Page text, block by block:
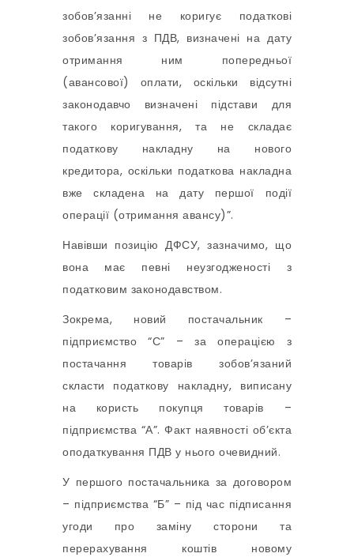
зобов’язанні не коригує податкові
зобов’язання з ПДВ, визначені на дату
отримання ним попередньої
(авансової) оплати, оскільки відсутні
законодавчо визначені підстави для
такого коригування, та не складає
податкову накладну на нового
кредитора, оскільки податкова накладна
вже складена на дату першої події
операції (отримання авансу)”.
Навівши позицію ДФСУ, зазначимо, що
вона має певні неузгодженості з
податковим законодавством.
Зокрема, новий постачальник –
підприємство “С” – за операцією з
постачання товарів зобов’язаний
скласти податкову накладну, виписану
на користь покупця товарів –
підприємства “А”. Факт наявності об’єкта
оподаткування ПДВ у нього очевидний.
У першого постачальника за договором
– підприємства “Б” – під час підписання
угоди про заміну сторони та
перерахування коштів новому